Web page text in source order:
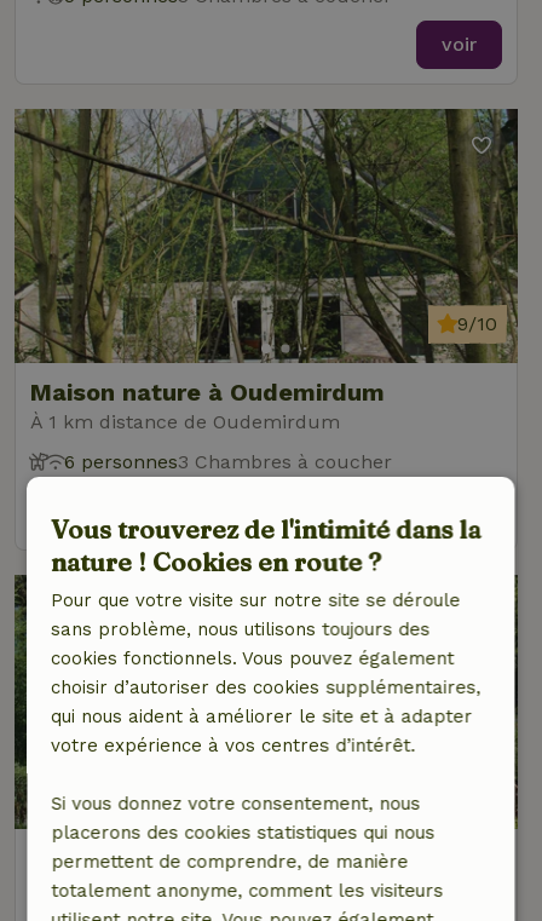
voir
Maison nature à Oudemirdum
À 1 km distance de Oudemirdum
9/10
6 personnes3 Chambres à coucher
Maison nature à Oudemirdum
À 1 km distance de Oudemirdum
Vous trouverez de l'intimité dans la
nature ! Cookies en route ?
Pour que votre visite sur notre site se déroule
sans problème, nous utilisons toujours des
cookies fonctionnels. Vous pouvez également
choisir d’autoriser des cookies supplémentaires,
qui nous aident à améliorer le site et à adapter
votre expérience à vos centres d’intérêt.
Si vous donnez votre consentement, nous
placerons des cookies statistiques qui nous
permettent de comprendre, de manière
totalement anonyme, comment les visiteurs